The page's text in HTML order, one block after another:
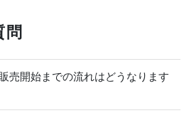
問
開始までの流れはどうなります